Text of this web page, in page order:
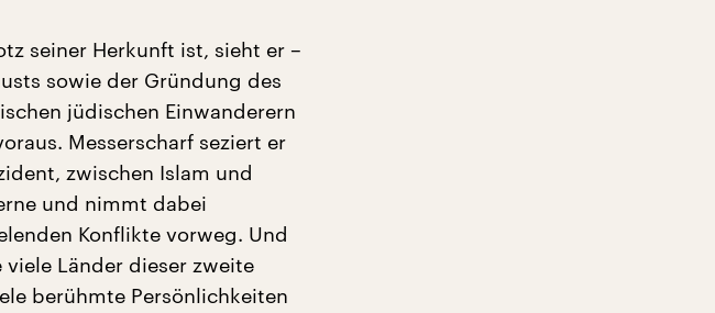
seiner Herkunft ist, sieht er –
sowie der Gründung des
jüdischen Einwanderern
Messerscharf seziert er
zwischen Islam und
und nimmt dabei
Konflikte vorweg. Und
Länder dieser zweite
berühmte Persönlichkeiten